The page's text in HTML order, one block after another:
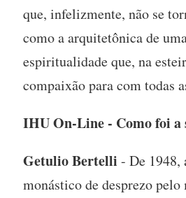
que, infelizmente, não se
como a arquitetônica de
espiritualidade que, na
compaixão para com todas
IHU On-Line - Como foi a
Getulio Bertelli - De 1948,
monástico de desprezo